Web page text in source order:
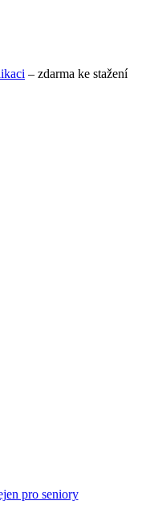
– zdarma ke stažení
pro seniory